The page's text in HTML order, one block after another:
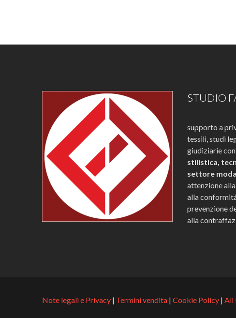
STUDIO
supporto a
tessili, studi
giudiziarie con
stilistica,
settore moda
attenzione
alla
prevenzione
alla
Note legali e Privacy | Termini vendita | Cookie Policy | All